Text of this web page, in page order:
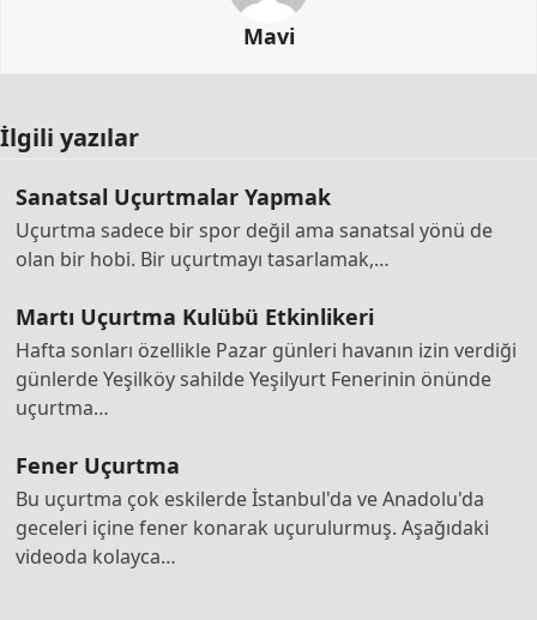
Mavi
İlgili yazılar
Sanatsal Uçurtmalar Yapmak
Uçurtma sadece bir spor değil ama sanatsal yönü de
olan bir hobi. Bir uçurtmayı tasarlamak,…
Martı Uçurtma Kulübü Etkinlikeri
Hafta sonları özellikle Pazar günleri havanın izin verdiği
günlerde Yeşilköy sahilde Yeşilyurt Fenerinin önünde
uçurtma…
Fener Uçurtma
Bu uçurtma çok eskilerde İstanbul'da ve Anadolu'da
geceleri içine fener konarak uçurulurmuş. Aşağıdaki
videoda kolayca…